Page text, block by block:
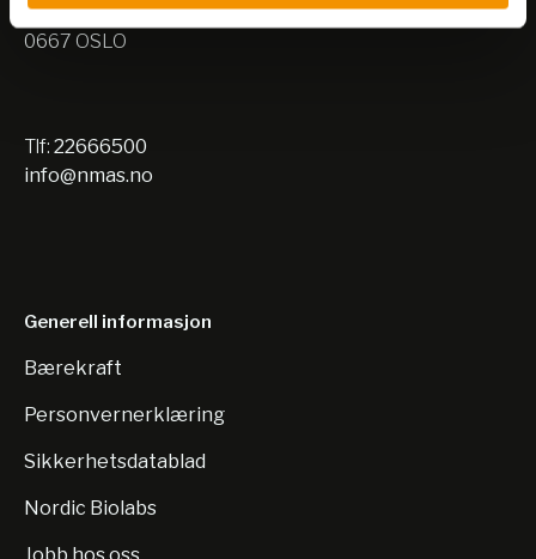
Nils Hansens vei 10
0667 OSLO
Tlf: 22666500
info@nmas.no
Generell informasjon
Bærekraft
Personvernerklæring
Sikkerhetsdatablad
Nordic Biolabs